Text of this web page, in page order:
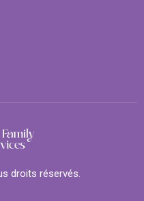
droits réservés.